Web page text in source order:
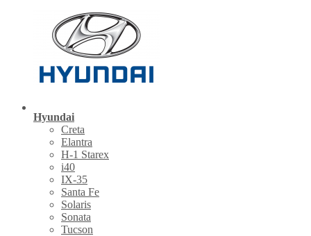
Hyundai
Creta
Elantra
H-1 Starex
i40
IX-35
Santa Fe
Solaris
Sonata
Tucson